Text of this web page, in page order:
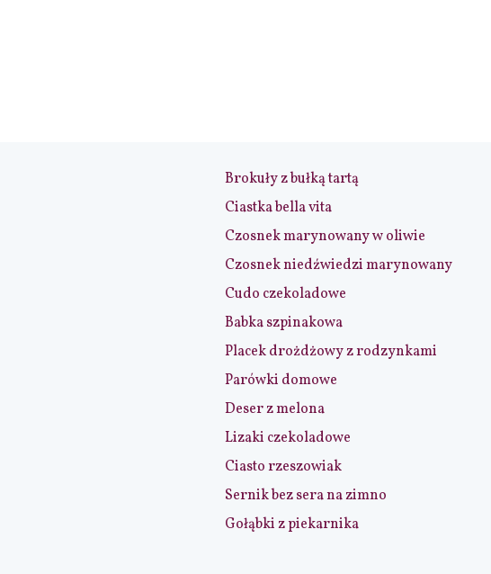
Brokuły z bułką tartą
Ciastka bella vita
Czosnek marynowany w oliwie
Czosnek niedźwiedzi marynowany
Cudo czekoladowe
Babka szpinakowa
Placek drożdżowy z rodzynkami
Parówki domowe
Deser z melona
Lizaki czekoladowe
Ciasto rzeszowiak
Sernik bez sera na zimno
Gołąbki z piekarnika